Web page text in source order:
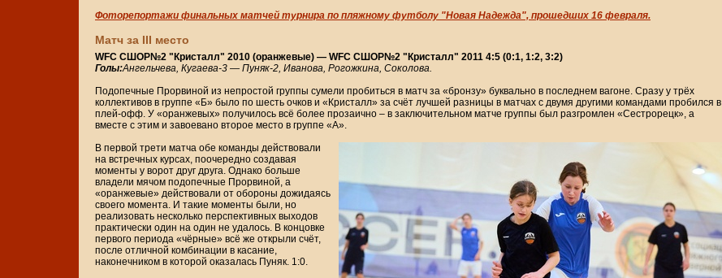
Фоторепортажи финальных матчей турнира по пляжному футболу "Новая Надежда", прошедших 16 февраля.
Матч за III место
WFC СШОР№2 "Кристалл" 2010 (оранжевые) — WFC СШОР№2 "Кристалл" 2011 4:5 (0:1, 1:2, 3:2)
Голы:Ангельчева, Кугаева-3 — Пуняк-2, Иванова, Рогожкина, Соколова.
Подопечные Прорвиной из непростой группы сумели пробиться в матч за «бронзу» буквально в последнем вагоне. Сразу у трёх
коллективов в группе «Б» было по шесть очков и «Кристалл» за счёт лучшей разницы в матчах с двумя другими командами пробился в
плей-офф. У «оранжевых» получилось всё более прозаично – в заключительном матче группы был разгромлен «Сестрорецк», а
вместе с этим и завоевано второе место в группе «А».
В первой трети матча обе команды действовали
на встречных курсах, поочередно создавая
моменты у ворот друг друга. Однако больше
владели мячом подопечные Прорвиной, а
«оранжевые» действовали от обороны дожидаясь
своего момента. И такие моменты были, но
реализовать несколько перспективных выходов
практически один на один не удалось. В концовке
первого периода «чёрные» всё же открыли счёт,
после отличной комбинации в касание,
наконечником в которой оказалась Пуняк. 1:0.